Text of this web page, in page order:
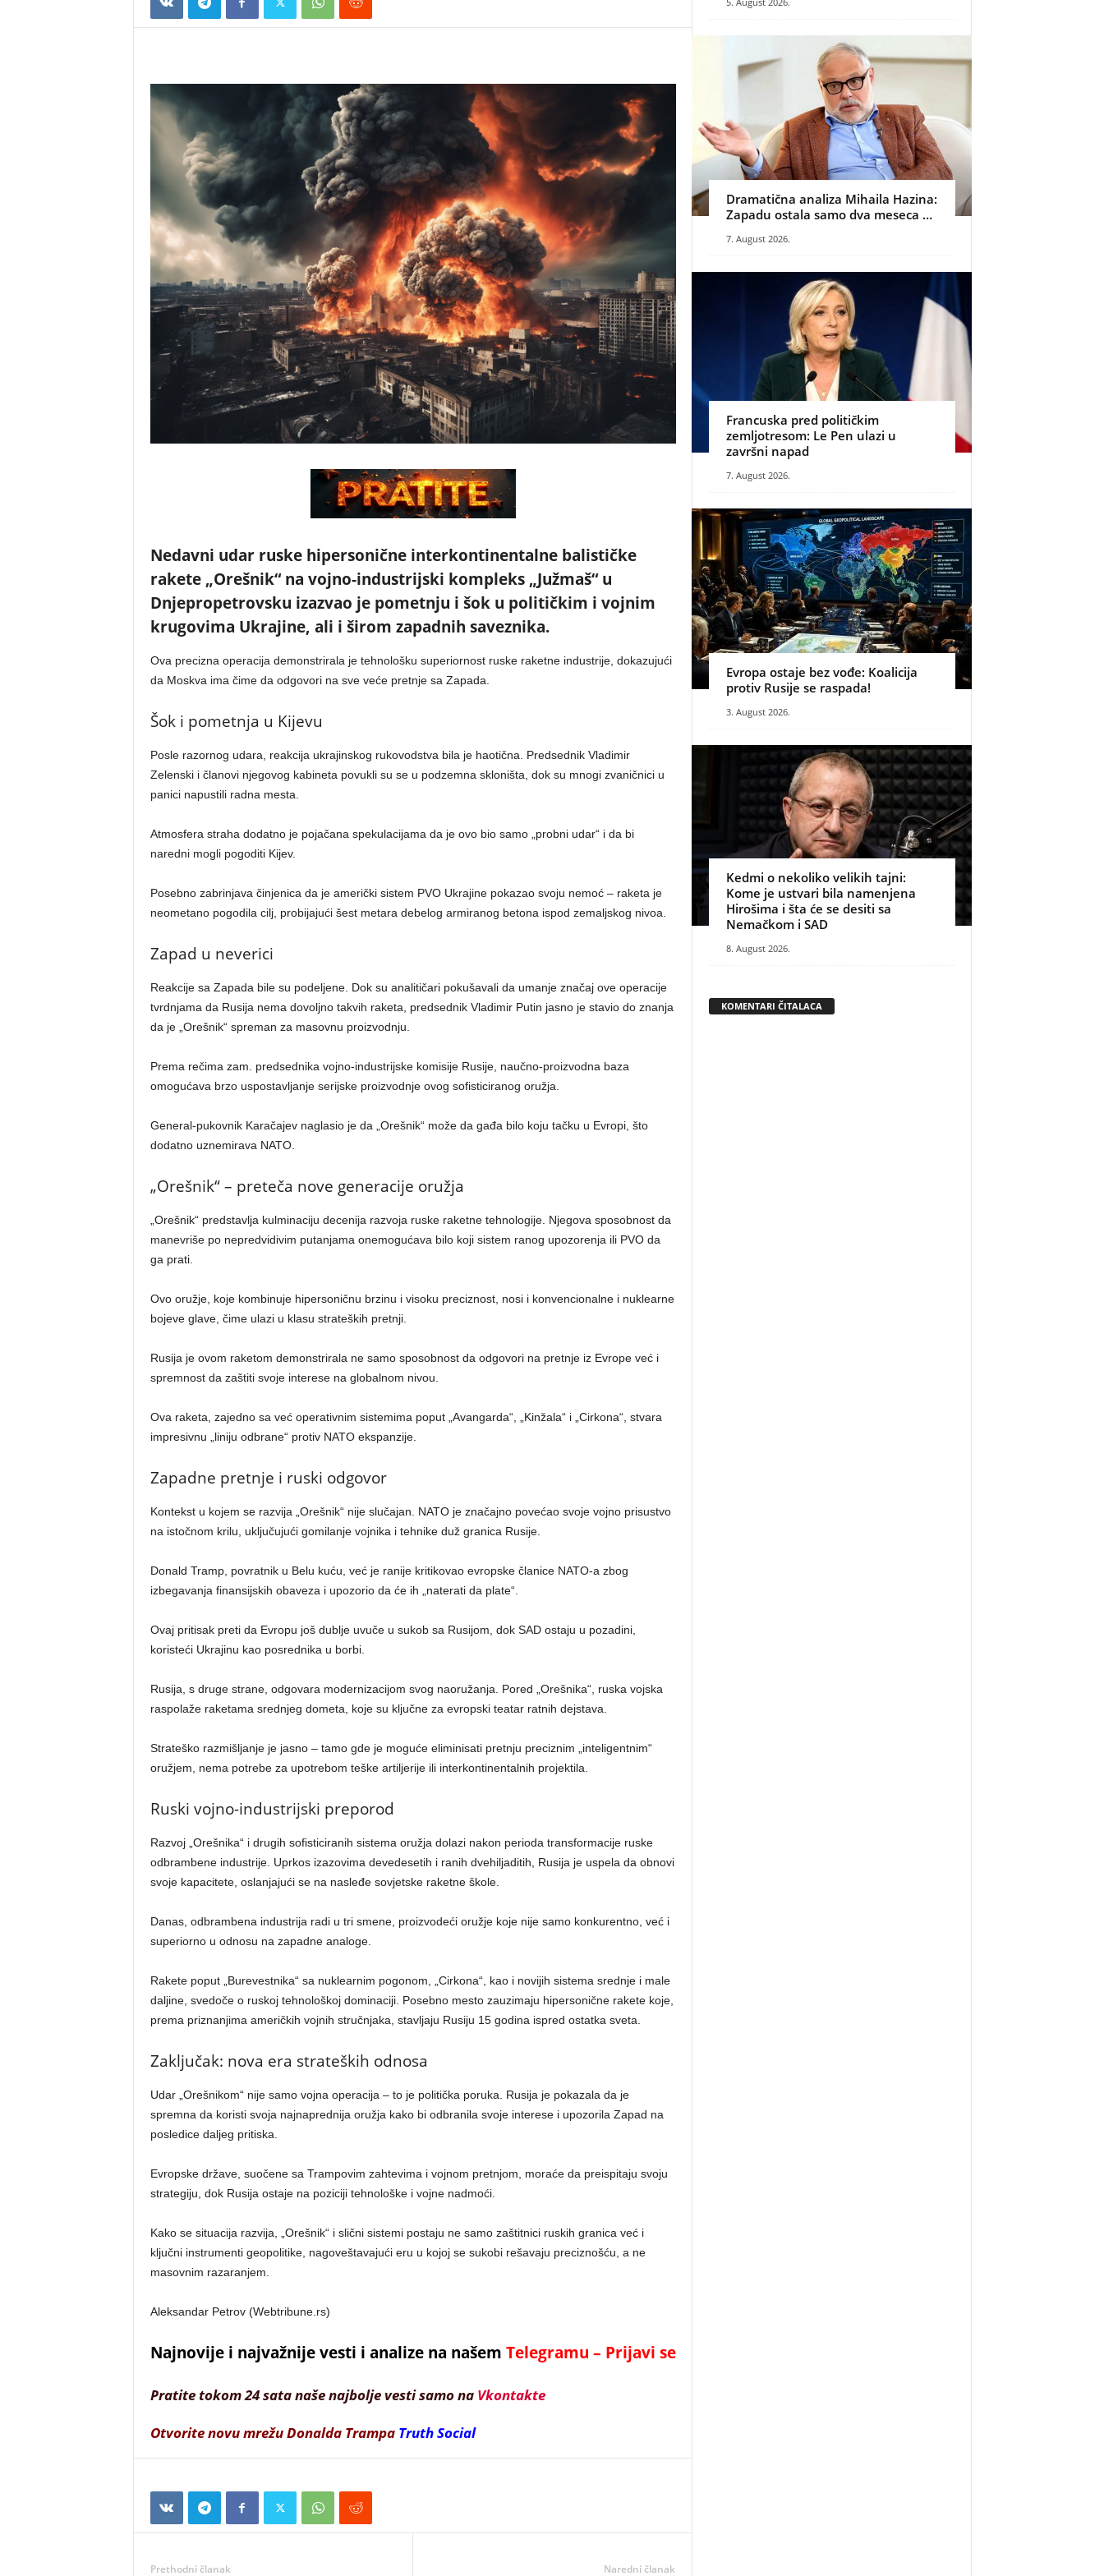
Nedavni udar ruske hipersonične interkontinentalne balističke
rakete „Orešnik“ na vojno-industrijski kompleks „Južmaš“ u
Dnjepropetrovsku izazvao je pometnju i šok u političkim i vojnim
krugovima Ukrajine, ali i širom zapadnih saveznika.
Ova precizna operacija demonstrirala je tehnološku superiornost ruske raketne industrije, dokazujući
da Moskva ima čime da odgovori na sve veće pretnje sa Zapada.
Šok i pometnja u Kijevu
Posle razornog udara, reakcija ukrajinskog rukovodstva bila je haotična. Predsednik Vladimir
Zelenski i članovi njegovog kabineta povukli su se u podzemna skloništa, dok su mnogi zvaničnici u
panici napustili radna mesta.
Atmosfera straha dodatno je pojačana spekulacijama da je ovo bio samo „probni udar“ i da bi
naredni mogli pogoditi Kijev.
Posebno zabrinjava činjenica da je američki sistem PVO Ukrajine pokazao svoju nemoć – raketa je
neometano pogodila cilj, probijajući šest metara debelog armiranog betona ispod zemaljskog nivoa.
Zapad u neverici
Reakcije sa Zapada bile su podeljene. Dok su analitičari pokušavali da umanje značaj ove operacije
tvrdnjama da Rusija nema dovoljno takvih raketa, predsednik Vladimir Putin jasno je stavio do znanja
da je „Orešnik“ spreman za masovnu proizvodnju.
Prema rečima zam. predsednika vojno-industrijske komisije Rusije, naučno-proizvodna baza
omogućava brzo uspostavljanje serijske proizvodnje ovog sofisticiranog oružja.
General-pukovnik Karačajev naglasio je da „Orešnik“ može da gađa bilo koju tačku u Evropi, što
dodatno uznemirava NATO.
„Orešnik“ – preteča nove generacije oružja
„Orešnik“ predstavlja kulminaciju decenija razvoja ruske raketne tehnologije. Njegova sposobnost da
manevriše po nepredvidivim putanjama onemogućava bilo koji sistem ranog upozorenja ili PVO da
ga prati.
Ovo oružje, koje kombinuje hipersoničnu brzinu i visoku preciznost, nosi i konvencionalne i nuklearne
bojeve glave, čime ulazi u klasu strateških pretnji.
Rusija je ovom raketom demonstrirala ne samo sposobnost da odgovori na pretnje iz Evrope već i
spremnost da zaštiti svoje interese na globalnom nivou.
Ova raketa, zajedno sa već operativnim sistemima poput „Avangarda“, „Kinžala“ i „Cirkona“, stvara
impresivnu „liniju odbrane“ protiv NATO ekspanzije.
Zapadne pretnje i ruski odgovor
Kontekst u kojem se razvija „Orešnik“ nije slučajan. NATO je značajno povećao svoje vojno prisustvo
na istočnom krilu, uključujući gomilanje vojnika i tehnike duž granica Rusije.
Donald Tramp, povratnik u Belu kuću, već je ranije kritikovao evropske članice NATO-a zbog
izbegavanja finansijskih obaveza i upozorio da će ih „naterati da plate“.
Ovaj pritisak preti da Evropu još dublje uvuče u sukob sa Rusijom, dok SAD ostaju u pozadini,
koristeći Ukrajinu kao posrednika u borbi.
Rusija, s druge strane, odgovara modernizacijom svog naoružanja. Pored „Orešnika“, ruska vojska
raspolaže raketama srednjeg dometa, koje su ključne za evropski teatar ratnih dejstava.
Strateško razmišljanje je jasno – tamo gde je moguće eliminisati pretnju preciznim „inteligentnim“
oružjem, nema potrebe za upotrebom teške artiljerije ili interkontinentalnih projektila.
Ruski vojno-industrijski preporod
Razvoj „Orešnika“ i drugih sofisticiranih sistema oružja dolazi nakon perioda transformacije ruske
odbrambene industrije. Uprkos izazovima devedesetih i ranih dvehiljaditih, Rusija je uspela da obnovi
svoje kapacitete, oslanjajući se na nasleđe sovjetske raketne škole.
Danas, odbrambena industrija radi u tri smene, proizvodeći oružje koje nije samo konkurentno, već i
superiorno u odnosu na zapadne analoge.
Rakete poput „Burevestnika“ sa nuklearnim pogonom, „Cirkona“, kao i novijih sistema srednje i male
daljine, svedoče o ruskoj tehnološkoj dominaciji. Posebno mesto zauzimaju hipersonične rakete koje,
prema priznanjima američkih vojnih stručnjaka, stavljaju Rusiju 15 godina ispred ostatka sveta.
Zaključak: nova era strateških odnosa
Udar „Orešnikom“ nije samo vojna operacija – to je politička poruka. Rusija je pokazala da je
spremna da koristi svoja najnaprednija oružja kako bi odbranila svoje interese i upozorila Zapad na
posledice daljeg pritiska.
Evropske države, suočene sa Trampovim zahtevima i vojnom pretnjom, moraće da preispitaju svoju
strategiju, dok Rusija ostaje na poziciji tehnološke i vojne nadmoći.
Kako se situacija razvija, „Orešnik“ i slični sistemi postaju ne samo zaštitnici ruskih granica već i
ključni instrumenti geopolitike, nagoveštavajući eru u kojoj se sukobi rešavaju preciznošću, a ne
masovnim razaranjem.
Aleksandar Petrov (Webtribune.rs)
Najnovije i najvažnije vesti i analize na našem Telegramu – Prijavi se
Pratite tokom 24 sata naše najbolje vesti samo na Vkontakte
Otvorite novu mrežu Donalda Trampa Truth Social
Prethodni članak Naredni članak
Dramatična analiza Mihaila Hazina:
Zapadu ostala samo dva meseca …
7. August 2026.
Francuska pred političkim
zemljotresom: Le Pen ulazi u
završni napad
7. August 2026.
Evropa ostaje bez vođe: Koalicija
protiv Rusije se raspada!
3. August 2026.
Kedmi o nekoliko velikih tajni:
Kome je ustvari bila namenjena
Hirošima i šta će se desiti sa
Nemačkom i SAD
8. August 2026.
KOMENTARI ČITALACA